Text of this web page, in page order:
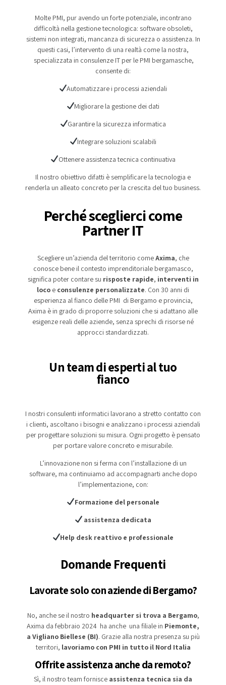
Molte PMI, pur avendo un forte potenziale, incontrano
difficoltà nella gestione tecnologica: software obsoleti,
sistemi non integrati, mancanza di sicurezza o assistenza. In
questi casi, l’intervento di una realtà come la nostra,
specializzata in consulenze IT per le PMI bergamasche,
consente di:
Automatizzare i processi aziendali
Migliorare la gestione dei dati
Garantire la sicurezza informatica
Integrare soluzioni scalabili
Ottenere assistenza tecnica continuativa
Il nostro obiettivo difatti è semplificare la tecnologia e
renderla un alleato concreto per la crescita del tuo business.
Perché sceglierci come
Partner IT
Scegliere un’azienda del territorio comeAxima, che
conosce bene il contesto imprenditoriale bergamasco,
significa poter contare su risposte rapide, interventi in
loco e consulenze personalizzate. Con 30 anni di
esperienza al fianco delle PMI di Bergamo e provincia,
Axima è in grado di proporre soluzioni che si adattano alle
esigenze reali delle aziende, senza sprechi di risorse né
approcci standardizzati.
Un team di esperti al tuo
fianco
I nostri consulenti informatici lavorano a stretto contatto con
i clienti, ascoltano i bisogni e analizzano i processi aziendali
per progettare soluzioni su misura. Ogni progetto è pensato
per portare valore concreto e misurabile.
L’innovazione non si ferma con l’installazione di un
software, ma continuiamo ad accompagnarti anche dopo
l’implementazione, con:
Formazione del personale
assistenza dedicata
Help desk reattivo e professionale
Domande Frequenti
Lavorate solo con aziende di Bergamo?
No, anche se il nostro headquarter si trova a Bergamo,
Axima da febbraio 2024 ha anche una filiale in Piemonte,
a Vigliano Biellese (BI). Grazie alla nostra presenza su più
territori, lavoriamo con PMI in tutto il Nord Italia
Offrite assistenza anche da remoto?
Sì, il nostro team fornisce assistenza tecnica sia da